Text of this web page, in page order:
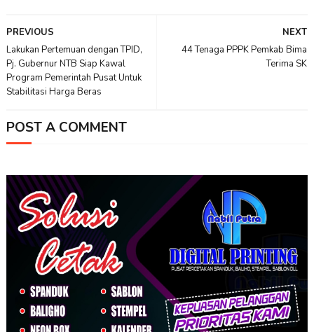
NEXT
44 Tenaga PPPK Pemkab Bima
Terima SK
PREVIOUS
Lakukan Pertemuan dengan TPID,
Pj. Gubernur NTB Siap Kawal
Program Pemerintah Pusat Untuk
Stabilitasi Harga Beras
POST A COMMENT